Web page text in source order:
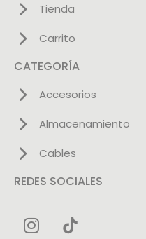
Tienda
Carrito
CATEGORÍA
Accesorios
Almacenamiento
Cables
REDES SOCIALES